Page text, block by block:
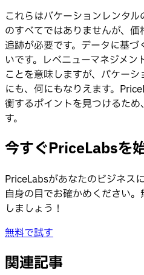
これらはバケーションレンタル
のすべてではありませんが、
追跡が必要です。データに基
いです。レベニューマネジメ
ことを意味しますが、バケー
にも、何にもなりえます。
衡するポイントを見つけるた
す。
今すぐPriceLabsを
PriceLabsがあなたのビジネス
自身の目でお確かめください
しましょう！
無料で試す
関連記事